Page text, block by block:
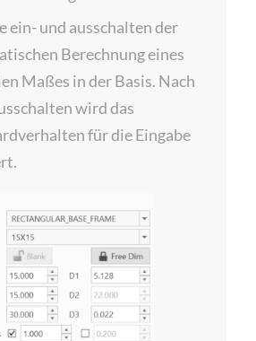
ein- und ausschalten der
Berechnung eines
Maßes in der Basis. Nach
wird das
für die Eingabe